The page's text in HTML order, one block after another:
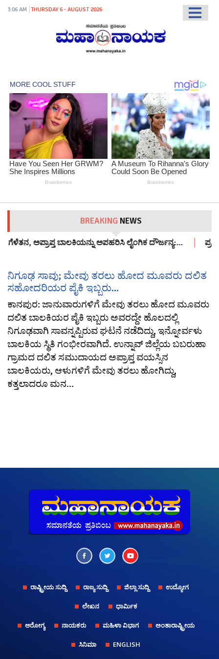
3:06 AM THURSDAY 6 - AUGUST 2026
BREAKING NEWS
ಅಪ್ರಾಪ್ತ ಬಾಲಕಿಯನ್ನು ಅಪಹರಿಸಿ ಲೈಂಗಿಕ ದೌರ್ಜನ್ಯ:…
ನಿಗೂಢ ಸಾವು; ಮೇವು ತರಲು ಹೋದ ಮೂವರು ದಲಿತ
ಸಹೋದರಿಯರ ಪೈಕಿ ಇಬ್ಬರು...
ಕಾನಪುರ: ಜಾನುವಾರುಗಳಿಗೆ ಮೇವು ತರಲು ಹೋದ ಮೂವರು
ದಲಿತ ಬಾಲಕಿಯರ ಪೈಕಿ ಇಬ್ಬರು ಅವರದ್ದೇ ಹೊಲದಲ್ಲಿ
ನಿಗೂಢವಾಗಿ ಸಾವನ್ನಪ್ಪಿರುವ ಘಟನೆ ನಡೆದಿದ್ದು, ಇನ್ನೋರ್ವಳು
ಬಾಲಕಿಯ ಸ್ಥಿತಿ ಗಂಭೀರವಾಗಿದೆ. ಉನ್ನಾವ್ ಜಿಲ್ಲೆಯ ಬಬರುಹಾ
ಗ್ರಾಮದ ದಲಿತ ಸಮುದಾಯದ ಅಪ್ರಾಪ್ತ ವಯಸ್ಸಿನ
ಬಾಲಕಿಯರು, ಆಳುಗಳಿಗೆ ಮೇವು ತರಲು ಹೋಗಿದ್ದು,
ಕತ್ತಲಾದರೂ ಮನ...
ರಾಷ್ಟ್ರೀಯ ಸುದ್ದಿ ರಾಜ್ಯ ಸುದ್ದಿ ಜಿಲ್ಲಾ ಸುದ್ದಿ ಉದ್ಯೋಗ
ಲೇಖನ ಧಾರ್ಮಿಕ
ಆರೋಗ್ಯ ನಾಯಕರು ಮಹಿಳಾ ವಿಭಾಗ ಅಂತಾರಾಷ್ಟ್ರೀಯ
ಸಿನಿಮಾ ENGLISH